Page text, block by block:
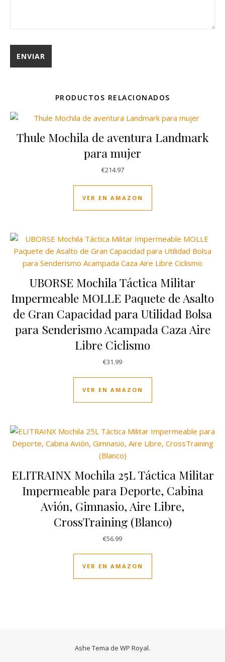
PRODUCTOS RELACIONADOS
Thule Mochila de aventura Landmark
para mujer
€214.97
VER EN AMAZON
UBORSE Mochila Táctica Militar
Impermeable MOLLE Paquete de Asalto
de Gran Capacidad para Utilidad Bolsa
para Senderismo Acampada Caza Aire
Libre Ciclismo
€31.99
VER EN AMAZON
ELITRAINX Mochila 25L Táctica Militar
Impermeable para Deporte, Cabina
Avión, Gimnasio, Aire Libre,
CrossTraining (Blanco)
€56.99
VER EN AMAZON
Ashe Tema de WP Royal.